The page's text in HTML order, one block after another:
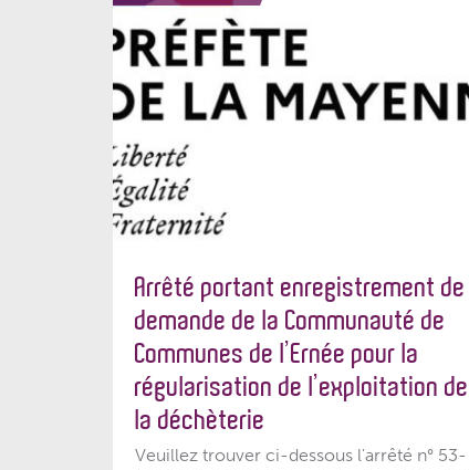
Arrêté portant enregistrement de
demande de la Communauté de
Communes de l’Ernée pour la
régularisation de l’exploitation de
la déchèterie
Veuillez trouver ci-dessous l'arrêté n° 53-